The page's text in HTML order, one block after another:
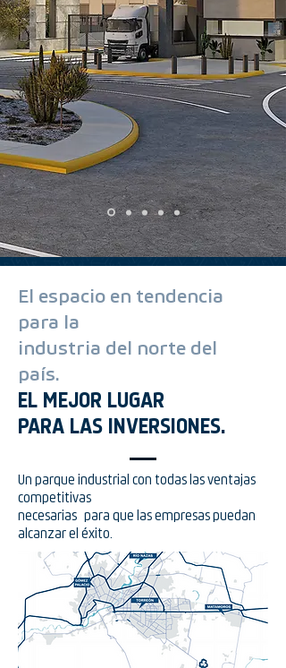
El espacio en tendencia
para la
industria del norte del
país.
EL MEJOR LUGAR
PARA LAS INVERSIONES.
Un parque industrial con todas las ventajas
competitivas
necesarias para que las empresas puedan
alcanzar el éxito.